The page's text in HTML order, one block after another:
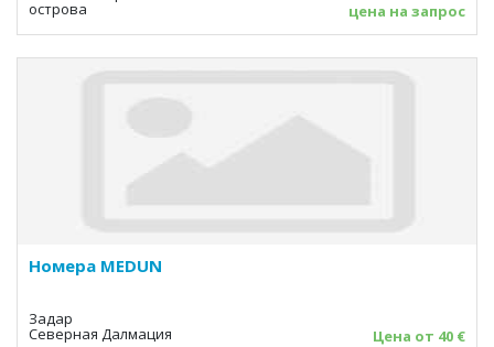
острова цена на запрос
Номера MEDUN
Задар
Северная Далмация Цена от 40 €